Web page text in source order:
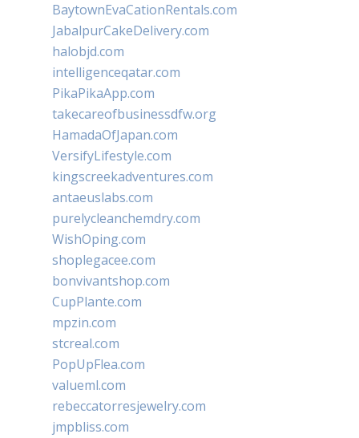
BaytownEvaCationRentals.com
JabalpurCakeDelivery.com
halobjd.com
intelligenceqatar.com
PikaPikaApp.com
takecareofbusinessdfw.org
HamadaOfJapan.com
VersifyLifestyle.com
kingscreekadventures.com
antaeuslabs.com
purelycleanchemdry.com
WishOping.com
shoplegacee.com
bonvivantshop.com
CupPlante.com
mpzin.com
stcreal.com
PopUpFlea.com
valueml.com
rebeccatorresjewelry.com
jmpbliss.com